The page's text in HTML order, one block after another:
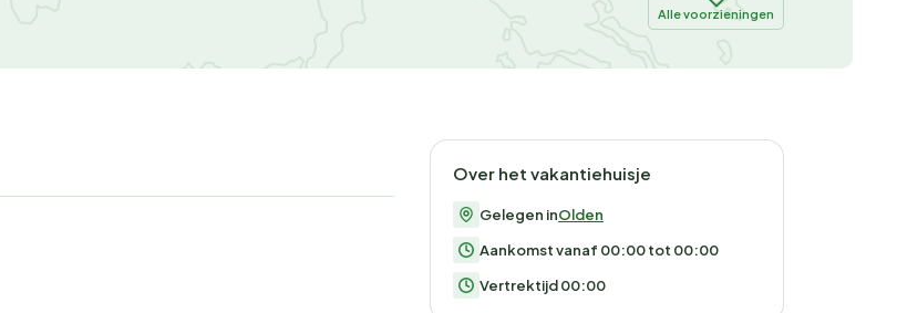
Alle voorzieningen
Over het vakantiehuisje
Gelegen inOlden
Aankomst vanaf 00:00 tot 00:00
Vertrektijd 00:00